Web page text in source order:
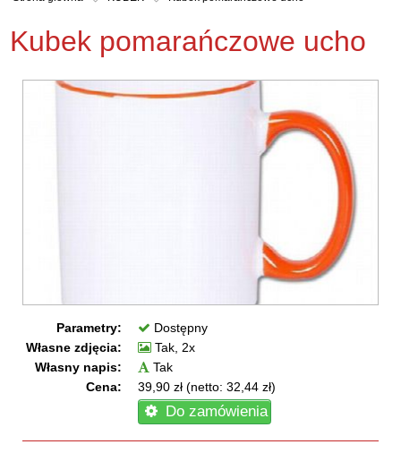
Kubek pomarańczowe ucho
Parametry:
Dostępny
Własne zdjęcia:
Tak, 2x
Własny napis:
Tak
Cena:
39,90 zł (netto: 32,44 zł)
Do zamówienia